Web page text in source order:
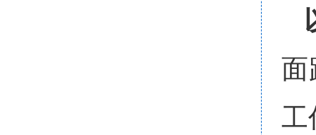
面
工